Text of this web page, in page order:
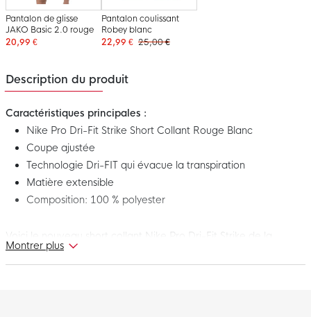
Pantalon de glisse
JAKO Basic 2.0 rouge
20,99 €
Pantalon coulissant
Robey blanc
22,99 € 25,00 €
Description du produit
Caractéristiques principales :
Nike Pro Dri-Fit Strike Short Collant Rouge Blanc
Coupe ajustée
Technologie Dri-FIT qui évacue la transpiration
Matière extensible
Composition: 100 % polyester
Voici le nouveau short collant Nike Pro Dri-Fit Strike de la
collection Nike Strike teamwear. Avec ce short Nike
confortable, vous êtes bien équipé pour tirer le meilleur parti de
Montrer plus